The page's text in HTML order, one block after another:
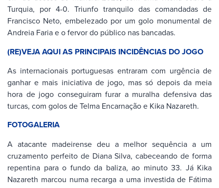
Turquia, por 4-0. Triunfo tranquilo das comandadas de
Francisco Neto, embelezado por um golo monumental de
Andreia Faria e o fervor do público nas bancadas.
(RE)VEJA AQUI AS PRINCIPAIS INCIDÊNCIAS DO JOGO
As internacionais portuguesas entraram com urgência de
ganhar e mais iniciativa de jogo, mas só depois da meia
hora de jogo conseguiram furar a muralha defensiva das
turcas, com golos de Telma Encarnação e Kika Nazareth.
FOTOGALERIA
A atacante madeirense deu a melhor sequência a um
cruzamento perfeito de Diana Silva, cabeceando de forma
repentina para o fundo da baliza, ao minuto 33. Já Kika
Nazareth marcou numa recarga a uma investida de Fátima